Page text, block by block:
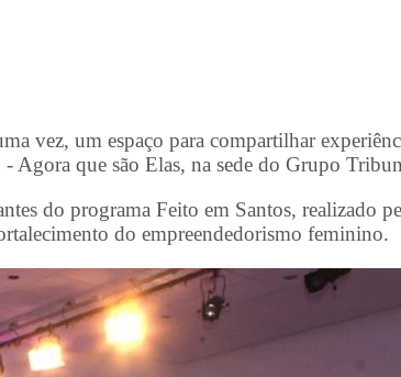
vez, um espaço para compartilhar
que são Elas, na sede do Grupo
do programa Feito em Santos, realizado
do empreendedorismo feminino.